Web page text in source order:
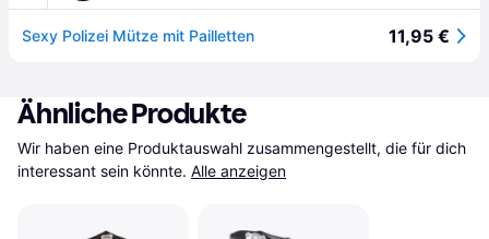
Sexy Polizei Mütze mit Pailletten 11,95 €
Ähnliche Produkte
Wir haben eine Produktauswahl zusammengestellt, die für dich
interessant sein könnte. Alle anzeigen